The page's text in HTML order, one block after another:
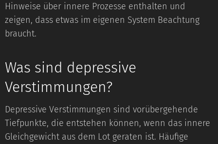
Hinweise über innere Prozesse enthalten und
zeigen, dass etwas im eigenen System Beachtung
braucht.
Was sind depressive
Verstimmungen?
Depressive Verstimmungen sind vorübergehende
Tiefpunkte, die entstehen können, wenn das innere
Gleichgewicht aus dem Lot geraten ist. Häufige